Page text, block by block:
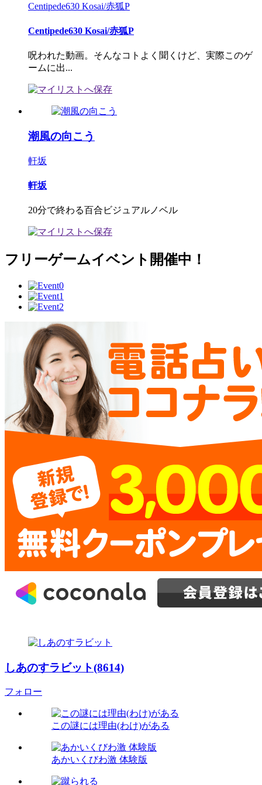
Centipede630 Kosai/赤狐P
Centipede630 Kosai/赤狐P
呪われた動画。そんなコトよく聞くけど、実際このゲ
ームに出...
潮風の向こう
軒坂
軒坂
20分で終わる百合ビジュアルノベル
フリーゲームイベント開催中！
しあのすラビット(8614)
フォロー
この謎には理由(わけ)がある
あかいくびわ激 体験版